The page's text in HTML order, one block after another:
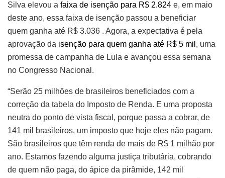
Silva elevou a faixa de isenção para R$ 2.824 e, em maio
deste ano, essa faixa de isenção passou a beneficiar
quem ganha até R$ 3.036 . Agora, a expectativa é pela
aprovação da isenção para quem ganha até R$ 5 mil , uma
promessa de campanha de Lula e avançou essa semana
no Congresso Nacional.
“Serão 25 milhões de brasileiros beneficiados com a
correção da tabela do Imposto de Renda. E uma proposta
neutra do ponto de vista fiscal, porque passa a cobrar, de
141 mil brasileiros, um imposto que hoje eles não pagam.
São brasileiros que têm renda de mais de R$ 1 milhão por
ano. Estamos fazendo alguma justiça tributária, cobrando
de quem não paga, do ápice da pirâmide, 142 mil